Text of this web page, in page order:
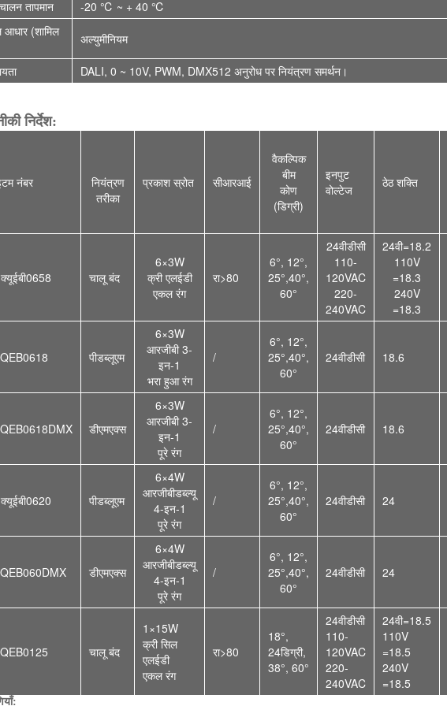
तापमान
-20 ℃ ~ + 40 ℃
आधार (शामिल
अल्युमीनियम
DALI, 0 ~ 10V, PWM, DMX512 अनुरोध पर नियंत्रण समर्थन।
निर्देश:
नंबर
नियंत्रण
तरीका
प्रकाश स्रोत सीआरआई
वैकल्पिक
बीम
कोण
(डिग्री)
इनपुट
वोल्टेज
ठेठशक्ति
चालू बंद
6×3W
क्री एलईडी
एकल रंग
रा>80
6°, 12°,
25°,40°,
60°
24वीडीसी
110-
120VAC
220-
240VAC
24वी=18.2
110V
=18.3
240V
=18.3
8 पीडब्लूएम
6×3W
आरजीबी 3-
इन-1
भरा हुआरंग
/
6°, 12°,
25°,40°,
60°
24वीडीसी 18.6
8DMX डीएमएक्स
6×3W
आरजीबी 3-
इन-1
पूरे रंग
/
6°, 12°,
25°,40°,
60°
24वीडीसी 18.6
पीडब्लूएम
6×4W
आरजीबीडब्ल्यू
4-इन-1
पूरे रंग
/
6°, 12°,
25°,40°,
60°
24वीडीसी 24
डीएमएक्स
6×4W
आरजीबीडब्ल्यू
4-इन-1
पूरे रंग
/
6°, 12°,
25°,40°,
60°
24वीडीसी 24
चालू बंद
1×15W
क्री सिल
एलईडी
एकल रंग
रा>80
18°,
24डिग्री,
38°, 60°
24वीडीसी
110-
120VAC
220-
240VAC
24वी=18.5
110V
=18.5
240V
=18.5